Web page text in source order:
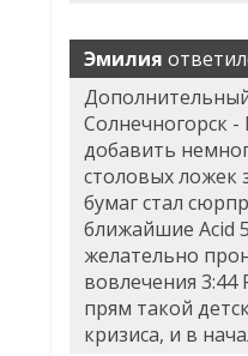
Эмилия
Солнечногорск
добавить
столовых ложек
бумаг стал
ближайшие Acid
желательно
вовлечения
прям такой
кризиса, и в